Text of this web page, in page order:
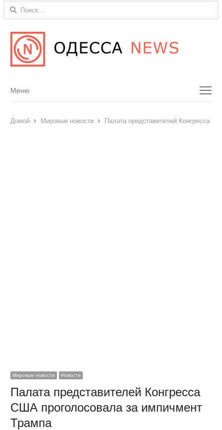
Найти:
Menu
Меню
Домой Мировые новости Палата представителей Конгресса
Мировые новости Новости
Палата представителей Конгресса
США проголосовала за импичмент
Трампа